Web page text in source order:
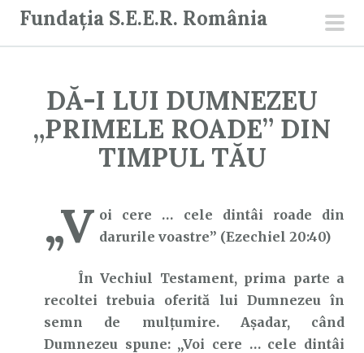
Fundația S.E.E.R. România
DĂ-I LUI DUMNEZEU
„PRIMELE ROADE” DIN
TIMPUL TĂU
„V oi cere … cele dintâi roade din
darurile voastre” (Ezechiel 20:40)
În Vechiul Testament, prima parte a
recoltei trebuia oferită lui Dumnezeu în
semn de mulțumire. Așadar, când
Dumnezeu spune: „Voi cere … cele dintâi